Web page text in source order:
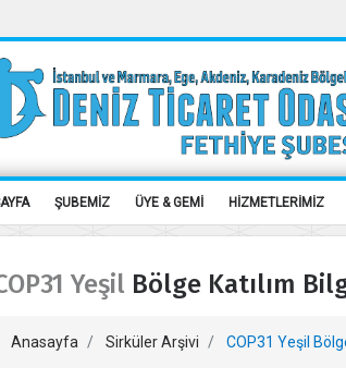
ŞUBEMİZ ÜYE & GEMİ HİZMETLERİMİZ
Yeşil Bölge Katılım
Anasayfa Sirküler Arşivi COP31 Yeşil